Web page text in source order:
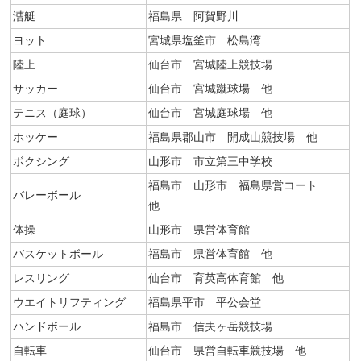
漕艇
福島県 阿賀野川
ヨット
宮城県塩釜市 松島湾
陸上
仙台市 宮城陸上競技場
サッカー
仙台市 宮城蹴球場 他
テニス（庭球）
仙台市 宮城庭球場 他
ホッケー
福島県郡山市 開成山競技場 他
ボクシング
山形市 市立第三中学校
バレーボール
福島市 山形市 福島県営コート
他
体操
山形市 県営体育館
バスケットボール
福島市 県営体育館 他
レスリング
仙台市 育英高体育館 他
ウエイトリフティング
福島県平市 平公会堂
ハンドボール
福島市 信夫ヶ岳競技場
自転車
仙台市 県営自転車競技場 他